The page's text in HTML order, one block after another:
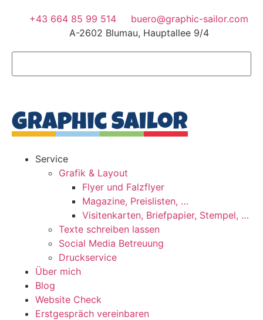
+43 664 85 99 514
buero@graphic-sailor.com
A-2602 Blumau, Hauptallee 9/4
Service
Grafik & Layout
Flyer und Falzflyer
Magazine, Preislisten, …
Visitenkarten, Briefpapier, Stempel, …
Texte schreiben lassen
Social Media Betreuung
Druckservice
Über mich
Blog
Website Check
Erstgespräch vereinbaren